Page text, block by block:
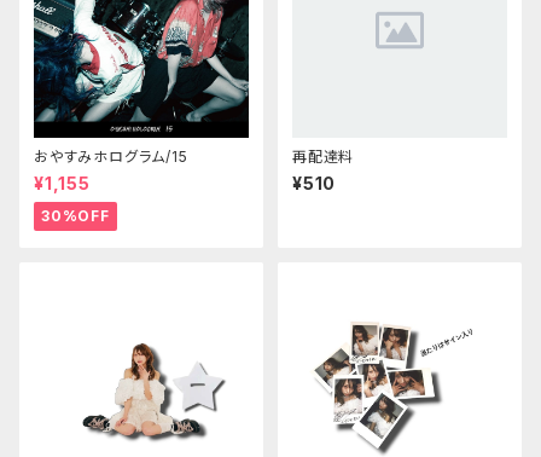
おやすみホログラム/15
¥1,155
30%OFF
再配達料
¥510